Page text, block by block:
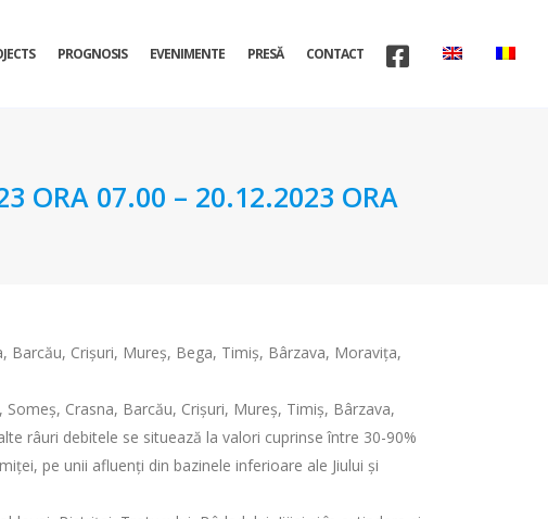
PROGNOSIS EVENIMENTE PRESĂ CONTACT
ORA 07.00 – 20.12.2023 ORA
Barcău, Crișuri, Mureș, Bega, Timiș, Bârzava, Moravița,
Crasna, Barcău, Crișuri, Mureș, Timiș, Bârzava,
râuri debitele se situează la valori cuprinse între 30-90%
pe unii afluenți din bazinele inferioare ale Jiului și